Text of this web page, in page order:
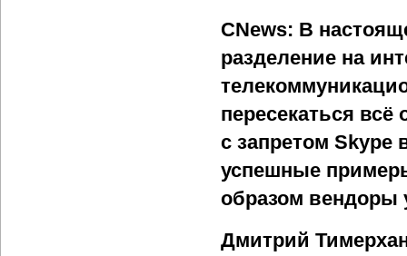
CNews: В
разделение на
пересекаться
с запретом
успешные
образом вендоры
Дмитрий